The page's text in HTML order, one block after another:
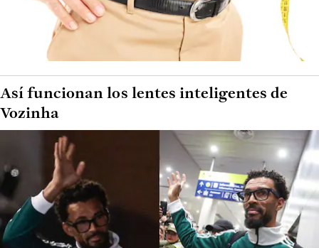
Así funcionan los lentes inteligentes de
Vozinha